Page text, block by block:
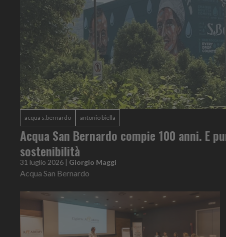
acqua s.bernardo antonio biella
Acqua San Bernardo compie 100 anni. E
sostenibilità
31 luglio 2026 | Giorgio Maggi
Acqua San Bernardo